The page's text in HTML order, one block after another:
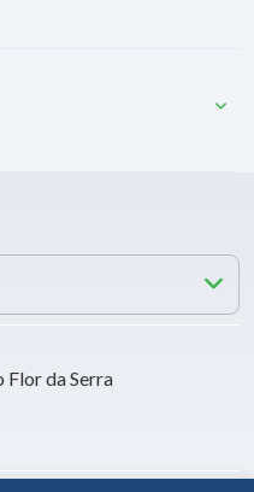
Flor da Serra